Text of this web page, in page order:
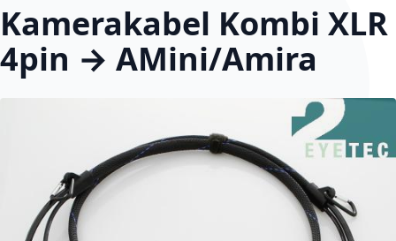
Kamerakabel Kombi XLR
4pin → AMini/Amira